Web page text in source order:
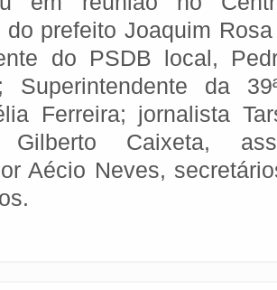
do prefeito Joaquim
do PSDB local,
Superintendente da
Ferreira; jornalista
Gilberto Caixeta,
Aécio Neves,